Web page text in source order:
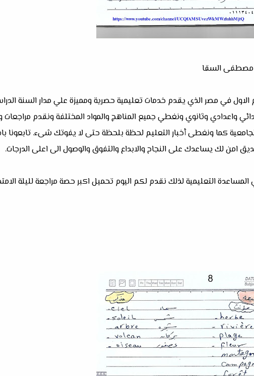
مصطفى السقا
الاول في مصر الذي يقدم خدمات تعليمية حصرية ومميزة علي مدار السنة
واعدادي وثانوي ونغطي جميع المناهج والمواد المختلفة ونقدم
كما ونغطى أخبار التعليم لحظة بلحظة حتى لا يفوتك شىء. تابعونا
لك يساعدك على النجاح والابداع والتفوق والوصول الى اعلى الدرجات.
التعليمية لذلك نقدم لكم اليوم تحميل اكبر حصة مراجعة لليلة